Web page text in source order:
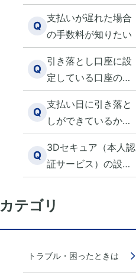
いをしたい
Q
支払いが遅れた場合
の手数料が知りたい
Q
引き落とし口座に設
定している口座の名
義が変わったが、手
続きは必要か
Q
支払い日に引き落と
しができているか確
認する方法はありま
すか？
Q
3Dセキュア（本人認
証サービス）の設定
方法を教えてくださ
い
カテゴリ
トラブル・困ったときは